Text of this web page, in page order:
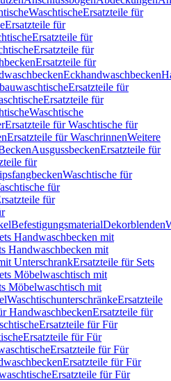
WaschtischeErsatzteile für
Ersatzteile für
Ersatzteile für
Ersatzteile für
Ersatzteile für
Eckhandwaschbecken
Ersatzteile für
Ersatzteile für
Waschtische
Ersatzteile für Waschtische für
Ersatzteile für WaschrinnenWeitere
AusgussbeckenErsatzteile für
für
Waschtische für
für
für
BefestigungsmaterialDekorblenden
Handwaschbecken mit
Handwaschbecken mit
UnterschrankErsatzteile für Sets
Möbelwaschtisch mit
Möbelwaschtisch mit
WaschtischunterschränkeErsatzteile
HandwaschbeckenErsatzteile für
Ersatzteile für Für
Ersatzteile für Für
Ersatzteile für Für
Ersatzteile für Für
Ersatzteile für Für